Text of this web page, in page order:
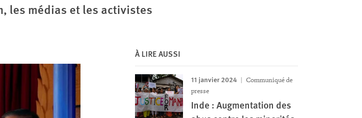
les médias et les activistes
À LIRE AUSSI
11 janvier 2024
Communiqué de
presse
Inde : Augmentation des